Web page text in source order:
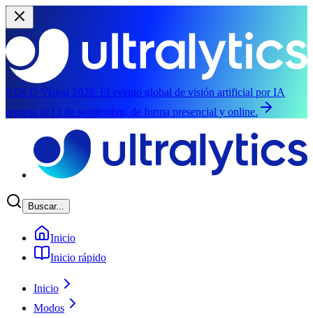
YOLO Vision 2026: El evento global de visión artificial por IA
regresa el 13 de septiembre, de forma presencial y online.
Buscar...
Inicio
Inicio rápido
Inicio
Modos